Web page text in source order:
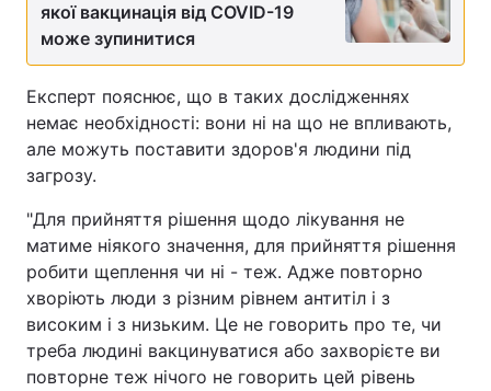
Архів Вакансії
ПОСЛУГИ
Реклама на сайті Фотобанк
Моніторинг Пресцентр
якої вакцинація від COVID-19
може зупинитися
Експерт пояснює, що в таких дослідженнях
немає необхідності: вони ні на що не впливають,
але можуть поставити здоров'я людини під
загрозу.
"Для прийняття рішення щодо лікування не
матиме ніякого значення, для прийняття рішення
робити щеплення чи ні - теж. Адже повторно
хворіють люди з різним рівнем антитіл і з
високим і з низьким. Це не говорить про те, чи
треба людині вакцинуватися або захворієте ви
повторне теж нічого не говорить цей рівень